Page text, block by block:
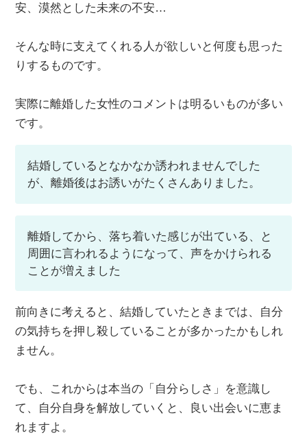
安、漠然とした未来の不安…
そんな時に支えてくれる人が欲しいと何度も思った
りするものです。
実際に離婚した女性のコメントは明るいものが多い
です。
結婚しているとなかなか誘われませんでした
が、離婚後はお誘いがたくさんありました。
離婚してから、落ち着いた感じが出ている、と
周囲に言われるようになって、声をかけられる
ことが増えました
前向きに考えると、結婚していたときまでは、自分
の気持ちを押し殺していることが多かったかもしれ
ません。
でも、これからは本当の「自分らしさ」を意識し
て、自分自身を解放していくと、良い出会いに恵ま
れますよ。